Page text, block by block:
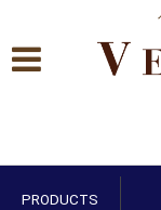
PRODUCTS